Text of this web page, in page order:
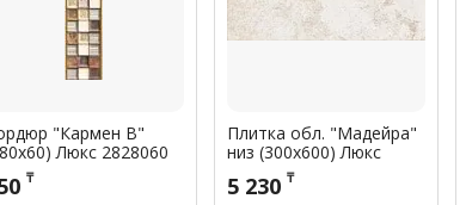
"Кармен В"
Люкс 2828060
₸
Плитка обл. "Мадейра"
низ (300х600) Люкс
1,62300600
Артикул:
5 230 ₸